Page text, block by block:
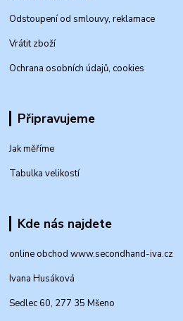
Odstoupení od smlouvy, reklamace
Vrátit zboží
Ochrana osobních údajů, cookies
Připravujeme
Jak měříme
Tabulka velikostí
Kde nás najdete
online obchod www.secondhand-iva.cz
Ivana Husáková
Sedlec 60, 277 35 Mšeno